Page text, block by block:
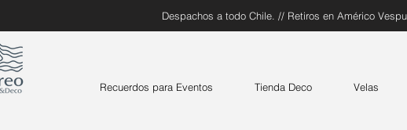
Despachos a todo Chile. // Retiros en Américo
Recuerdos para Eventos Tienda Deco Velas